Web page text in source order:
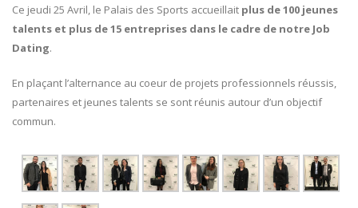
Dating
Ce jeudi 25 Avril, le Palais des Sports accueillait plus de 100 jeunes
talents et plus de 15 entreprises dans le cadre de notre Job
Dating.
En plaçant l’alternance au coeur de projets professionnels réussis,
partenaires et jeunes talents se sont réunis autour d’un objectif
commun.